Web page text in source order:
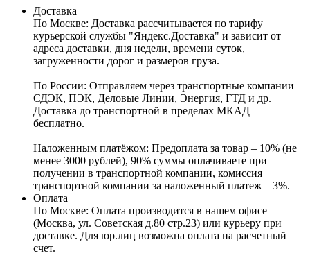
Доставка
По Москве: Доставка рассчитывается по тарифу
курьерской службы "Яндекс.Доставка" и зависит от
адреса доставки, дня недели, времени суток,
загруженности дорог и размеров груза.
По России: Отправляем через транспортные компании
СДЭК, ПЭК, Деловые Линии, Энергия, ГТД и др.
Доставка до транспортной в пределах МКАД –
бесплатно.
Наложенным платёжом: Предоплата за товар – 10% (не
менее 3000 рублей), 90% суммы оплачиваете при
получении в транспортной компании, комиссия
транспортной компании за наложенный платеж – 3%.
Оплата
По Москве: Оплата производится в нашем офисе
(Москва, ул. Советская д.80 стр.23) или курьеру при
доставке. Для юр.лиц возможна оплата на расчетный
счет.